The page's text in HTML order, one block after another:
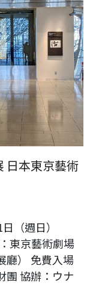
日本東京藝術
（週日）
東京藝術劇場
廳） 免費入場
團 協辦：ウナ